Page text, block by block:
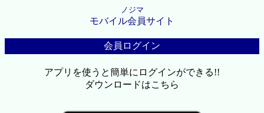
ノジマ
モバイル会員サイト
会員ログイン
アプリを使うと簡単にログインができる!!
ダウンロードはこちら